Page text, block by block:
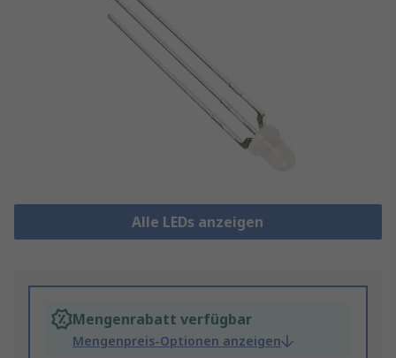
Alle LEDs anzeigen
Mengenrabatt verfügbar
Mengenpreis-Optionen anzeigen